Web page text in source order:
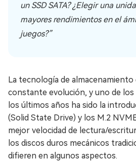
un SSD SATA? ¿Elegir una
mayores rendimientos en el
juegos?”
La tecnología de
constante evolución, y uno de los
los últimos años ha sido la
(Solid State Drive) y los M.2
mejor velocidad de lectura/
los discos duros mecánicos
difieren en algunos aspectos.